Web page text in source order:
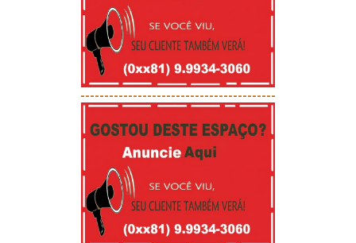
-----------------------------------------